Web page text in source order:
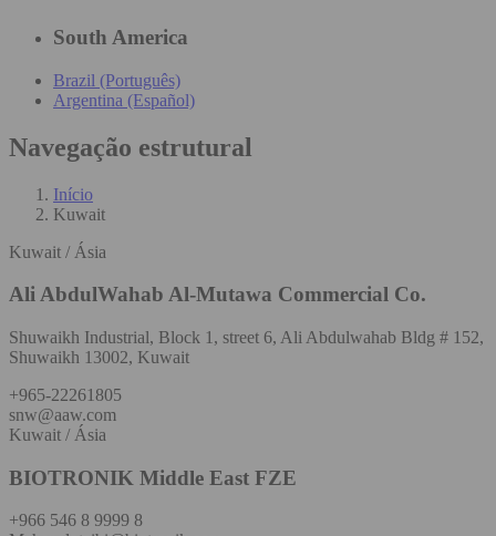
South America
Brazil (Português)
Argentina (Español)
Navegação estrutural
Início
Kuwait
Kuwait / Ásia
Ali AbdulWahab Al-Mutawa Commercial Co.
Shuwaikh Industrial, Block 1, street 6, Ali Abdulwahab Bldg # 152,
Shuwaikh 13002, Kuwait
+965-22261805
snw@aaw.com
Kuwait / Ásia
BIOTRONIK Middle East FZE
+966 546 8 9999 8